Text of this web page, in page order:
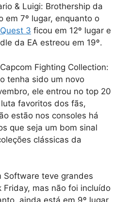
& Luigi: Brothership da
em 7º lugar, enquanto o
Quest 3 ficou em 12º lugar e
da EA estreou em 19º.
Fighting Collection:
tenha sido um novo
ele entrou no top 20
favoritos dos fãs,
estão nos consoles há
que seja um bom sinal
clássicas da
Software teve grandes
Friday, mas não foi incluído